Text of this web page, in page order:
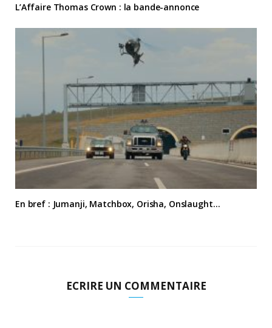
L’Affaire Thomas Crown : la bande-annonce
En bref : Jumanji, Matchbox, Orisha, Onslaught…
ECRIRE UN COMMENTAIRE